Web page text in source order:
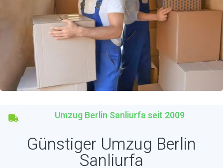
Umzug Berlin Sanliurfa seit 2009
Günstiger Umzug Berlin
Sanliurfa